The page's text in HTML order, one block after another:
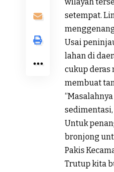
setempat.
Usai
lahan di
cukup deras
membuat
sedimentasi,
Untuk
bronjong
Pakis
Trutup kita